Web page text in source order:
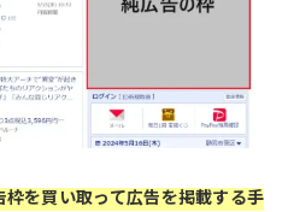
を買い取って広告を掲載する手